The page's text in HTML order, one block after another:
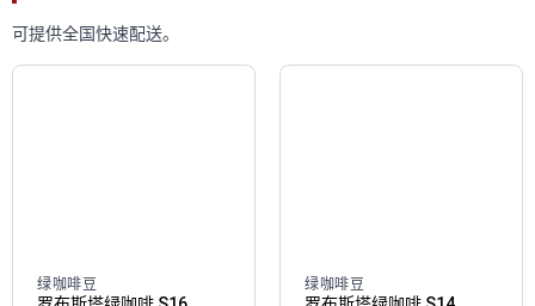
可提供全国快速配送。
绿咖啡豆 绿咖啡豆